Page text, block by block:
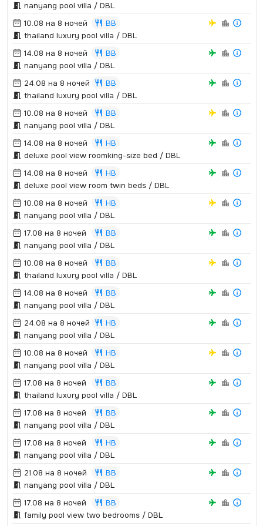
nanyang pool villa / DBL
10.08 на 8 ночей
BB
thailand luxury pool villa / DBL
14.08 на 8 ночей
BB
nanyang pool villa / DBL
24.08 на 8 ночей
BB
thailand luxury pool villa / DBL
10.08 на 8 ночей
BB
nanyang pool villa / DBL
14.08 на 8 ночей
HB
deluxe pool view roomking-size bed / DBL
14.08 на 8 ночей
HB
deluxe pool view room twin beds / DBL
10.08 на 8 ночей
HB
nanyang pool villa / DBL
17.08 на 8 ночей
BB
nanyang pool villa / DBL
10.08 на 8 ночей
BB
thailand luxury pool villa / DBL
14.08 на 8 ночей
BB
nanyang pool villa / DBL
24.08 на 8 ночей
HB
nanyang pool villa / DBL
10.08 на 8 ночей
HB
nanyang pool villa / DBL
17.08 на 8 ночей
BB
thailand luxury pool villa / DBL
17.08 на 8 ночей
BB
nanyang pool villa / DBL
17.08 на 8 ночей
HB
nanyang pool villa / DBL
21.08 на 8 ночей
BB
nanyang pool villa / DBL
17.08 на 8 ночей
BB
family pool view two bedrooms / DBL